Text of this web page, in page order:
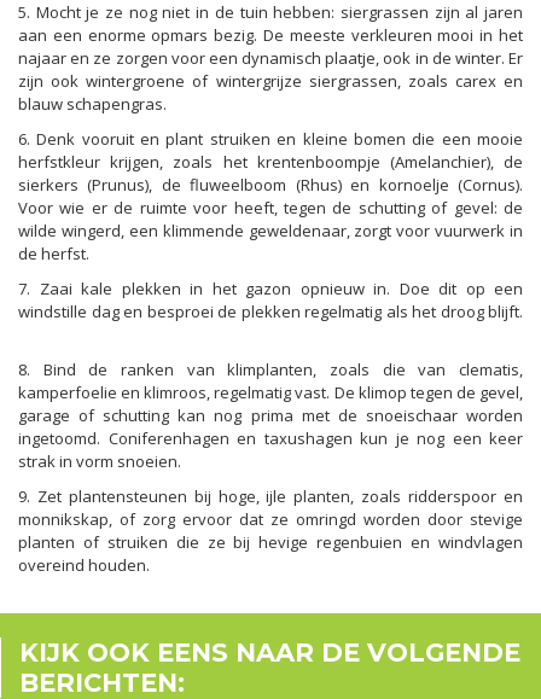
5. Mocht je ze nog niet in de tuin hebben: siergrassen zijn al jaren
aan een enorme opmars bezig. De meeste verkleuren mooi in het
najaar en ze zorgen voor een dynamisch plaatje, ook in de winter. Er
zijn ook wintergroene of wintergrijze siergrassen, zoals carex en
blauw schapengras.
6. Denk vooruit en plant struiken en kleine bomen die een mooie
herfstkleur krijgen, zoals het krentenboompje (Amelanchier), de
sierkers (Prunus), de fluweelboom (Rhus) en kornoelje (Cornus).
Voor wie er de ruimte voor heeft, tegen de schutting of gevel: de
wilde wingerd, een klimmende geweldenaar, zorgt voor vuurwerk in
de herfst.
7. Zaai kale plekken in het gazon opnieuw in. Doe dit op een
windstille dag en besproei de plekken regelmatig als het droog blijft.
8. Bind de ranken van klimplanten, zoals die van clematis,
kamperfoelie en klimroos, regelmatig vast. De klimop tegen de gevel,
garage of schutting kan nog prima met de snoeischaar worden
ingetoomd. Coniferenhagen en taxushagen kun je nog een keer
strak in vorm snoeien.
9. Zet plantensteunen bij hoge, ijle planten, zoals ridderspoor en
monnikskap, of zorg ervoor dat ze omringd worden door stevige
planten of struiken die ze bij hevige regenbuien en windvlagen
overeind houden.
KIJK OOK EENS NAAR DE VOLGENDE
BERICHTEN: